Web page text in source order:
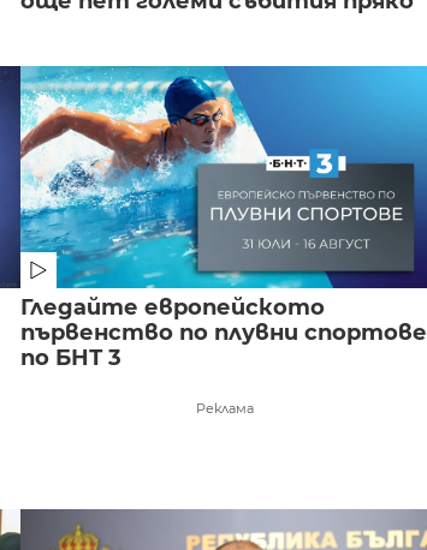
Гледайте европейското
първенство по плувни спортове
по БНТ 3
Реклама